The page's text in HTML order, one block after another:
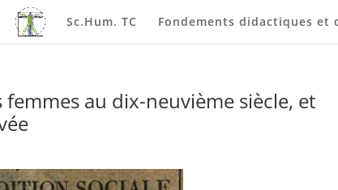
Sc.Hum. TC Fondements didactiques et
au dix-neuvième siècle, et